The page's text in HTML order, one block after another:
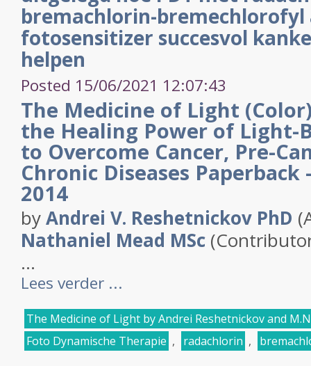
bremachlorin-bremechlorofyl
fotosensitizer succesvol
helpen
Posted 15/06/2021 12:07:43
The Medicine of Light
the Healing Power of Light-
to Overcome Cancer, Pre-
Chronic Diseases Paperback
2014
byAndrei V. Reshetnickov PhD
Nathaniel Mead MSc
...
Lees verder ...
The Medicine of Light by Andrei Reshetnickov and
Foto Dynamische Therapie , radachlorin ,